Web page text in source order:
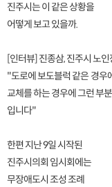
진주시는 이 같은 상황을
어떻게 보고 있을까.
[인터뷰] 진종삼, 진주시 노
"도로에 보도블럭 같은 경우
교체를 하는 경우에 그런 부
입니다"
한편 지난 9일 시작된
진주시의회 임시회에는
무장애도시 조성 조례